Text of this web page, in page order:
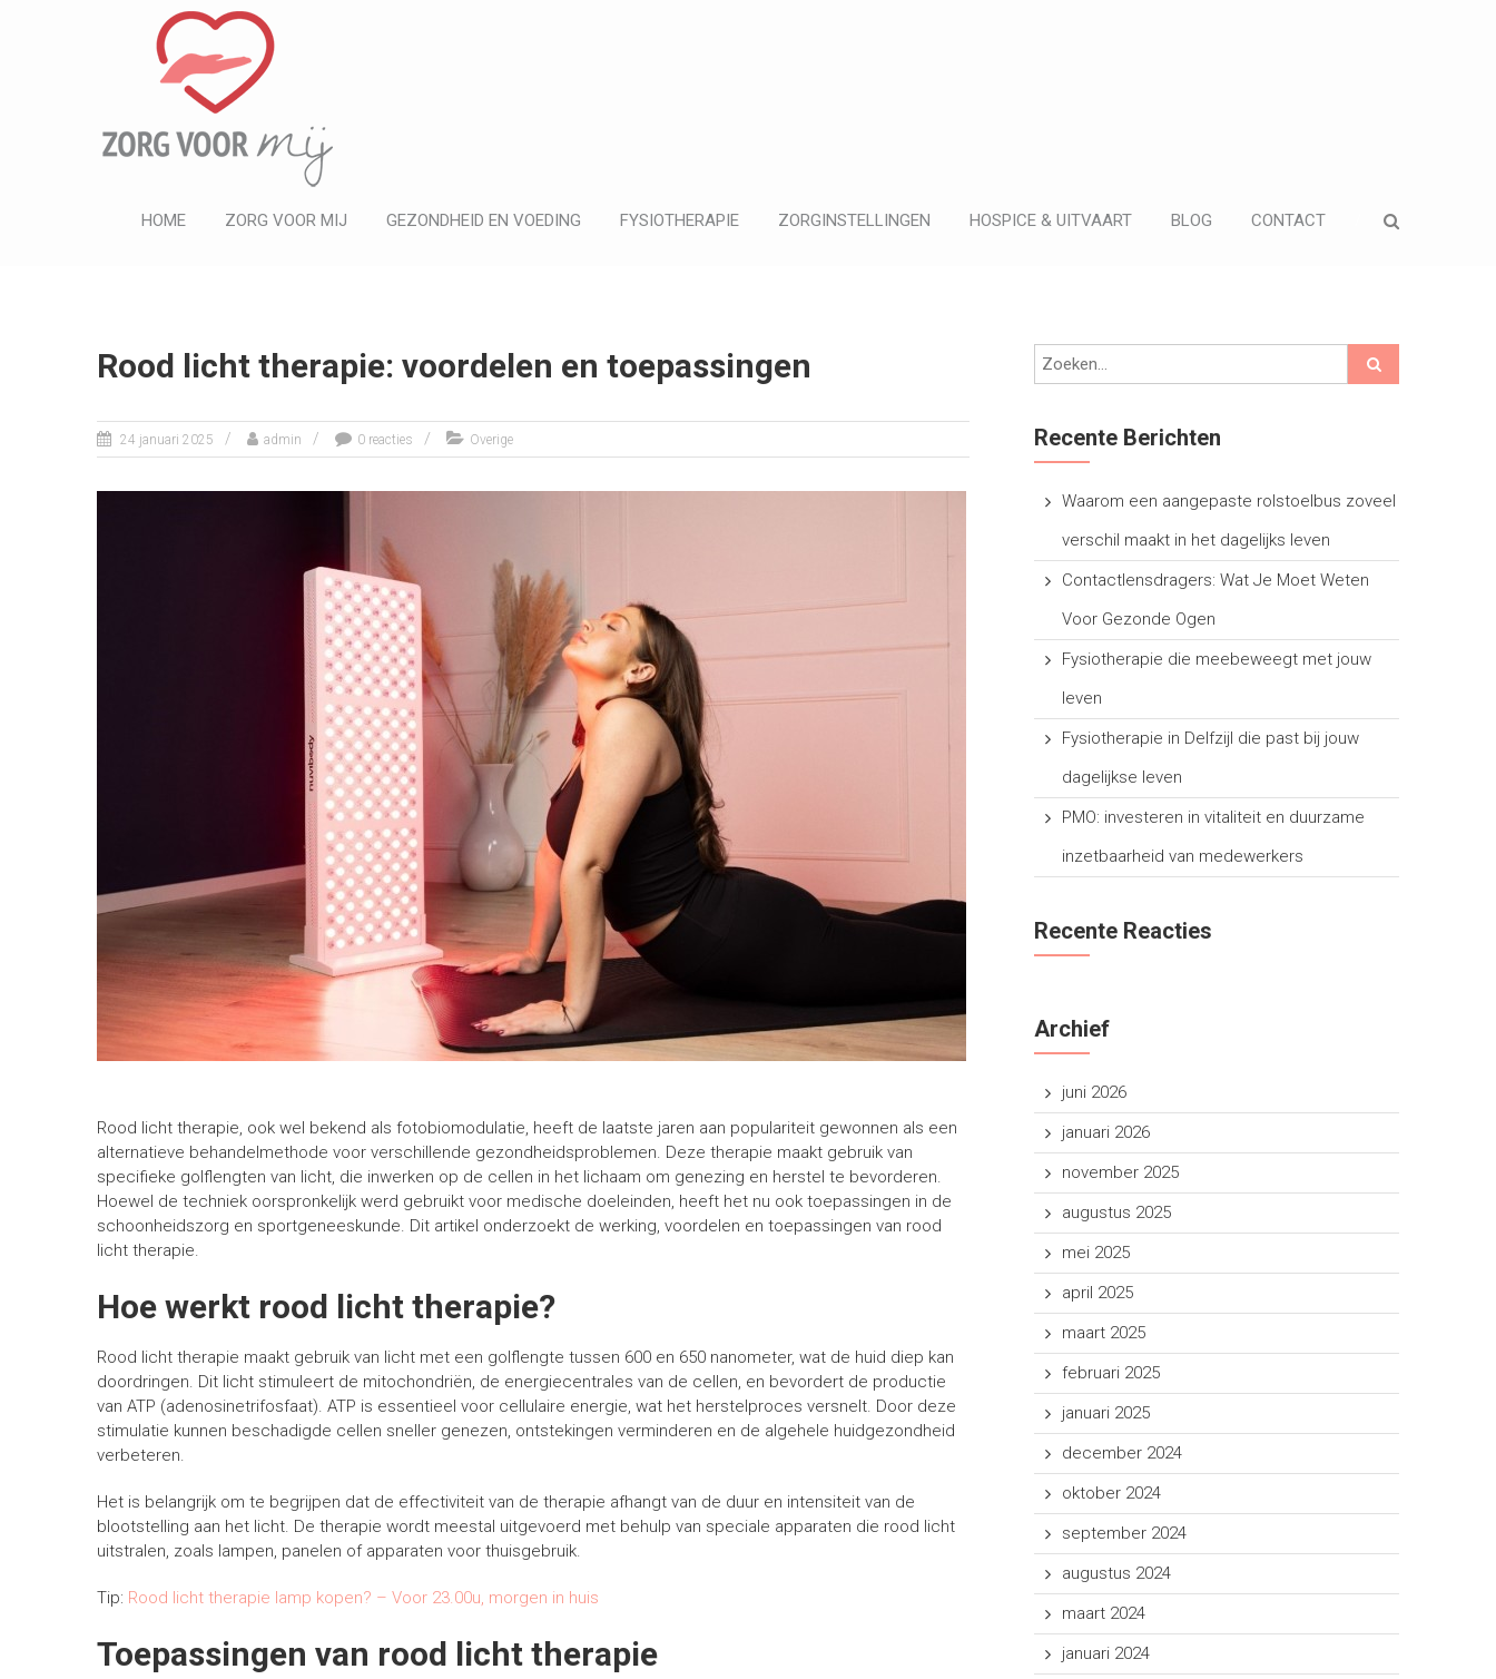
ZORG VOOR MIJ
HOME ZORG VOOR MIJ GEZONDHEID EN VOEDING FYSIOTHERAPIE ZORGINSTELLINGEN HOSPICE & UITVAART BLOG CONTACT
Rood licht therapie: voordelen en toepassingen
24 januari 2025 admin 0 reacties Overige
Rood licht therapie, ook wel bekend als fotobiomodulatie, heeft de laatste jaren aan populariteit gewonnen als een
alternatieve behandelmethode voor verschillende gezondheidsproblemen. Deze therapie maakt gebruik van
specifieke golflengten van licht, die inwerken op de cellen in het lichaam om genezing en herstel te bevorderen.
Hoewel de techniek oorspronkelijk werd gebruikt voor medische doeleinden, heeft het nu ook toepassingen in de
schoonheidszorg en sportgeneeskunde. Dit artikel onderzoekt de werking, voordelen en toepassingen van rood
licht therapie.
Hoe werkt rood licht therapie?
Rood licht therapie maakt gebruik van licht met een golflengte tussen 600 en 650 nanometer, wat de huid diep kan
doordringen. Dit licht stimuleert de mitochondriën, de energiecentrales van de cellen, en bevordert de productie
van ATP (adenosinetrifosfaat). ATP is essentieel voor cellulaire energie, wat het herstelproces versnelt. Door deze
stimulatie kunnen beschadigde cellen sneller genezen, ontstekingen verminderen en de algehele huidgezondheid
verbeteren.
Het is belangrijk om te begrijpen dat de effectiviteit van de therapie afhangt van de duur en intensiteit van de
blootstelling aan het licht. De therapie wordt meestal uitgevoerd met behulp van speciale apparaten die rood licht
uitstralen, zoals lampen, panelen of apparaten voor thuisgebruik.
Tip: Rood licht therapie lamp kopen? – Voor 23.00u, morgen in huis
Toepassingen van rood licht therapie
Recente Berichten
Waarom een aangepaste rolstoelbus zoveel
verschil maakt in het dagelijks leven
Contactlensdragers: Wat Je Moet Weten
Voor Gezonde Ogen
Fysiotherapie die meebeweegt met jouw
leven
Fysiotherapie in Delfzijl die past bij jouw
dagelijkse leven
PMO: investeren in vitaliteit en duurzame
inzetbaarheid van medewerkers
Recente Reacties
Archief
juni 2026
januari 2026
november 2025
augustus 2025
mei 2025
april 2025
maart 2025
februari 2025
januari 2025
december 2024
oktober 2024
september 2024
augustus 2024
maart 2024
januari 2024